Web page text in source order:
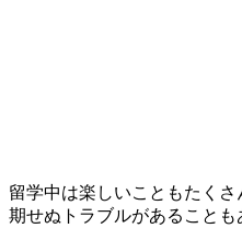
留学中は楽しいこともたく
期せぬトラブルがあること